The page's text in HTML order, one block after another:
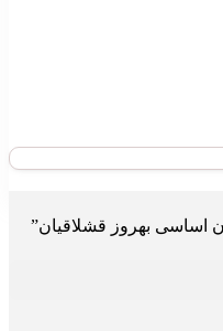
بهروز قشلاقیان”